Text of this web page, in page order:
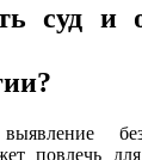
суд и
повлечь